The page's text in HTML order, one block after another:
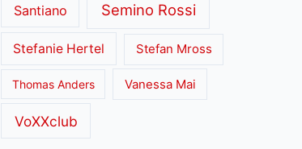
Santiano Semino Rossi
Stefanie Hertel Stefan Mross
Thomas Anders Vanessa Mai
VoXXclub